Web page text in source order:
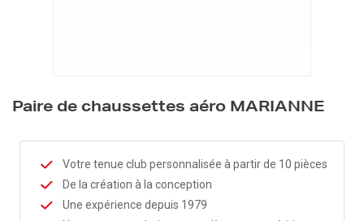
Paire de chaussettes aéro MARIANNE
Votre tenue club personnalisée à partir de 10 pièces
De la création à la conception
Une expérience depuis 1979